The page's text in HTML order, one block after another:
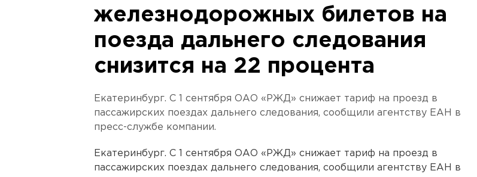
железнодорожных билетов на
поезда дальнего следования
снизится на 22 процента
Екатеринбург. С 1 сентября ОАО «РЖД» снижает тариф на проезд в
пассажирских поездах дальнего следования, сообщили агентству ЕАН в
пресс-службе компании.
Екатеринбург. С 1 сентября ОАО «РЖД» снижает тариф на проезд в
пассажирских поездах дальнего следования, сообщили агентству ЕАН в